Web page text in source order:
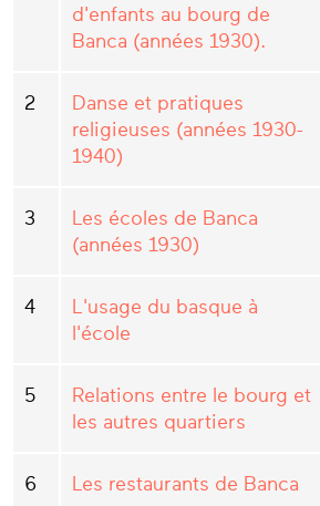
d'enfants au bourg de
Banca (années 1930).
2
Danse et pratiques
religieuses (années 1930-
1940)
3
Les écoles de Banca
(années 1930)
4
L'usage du basque à
l'école
5
Relations entre le bourg et
les autres quartiers
6 Les restaurants de Banca